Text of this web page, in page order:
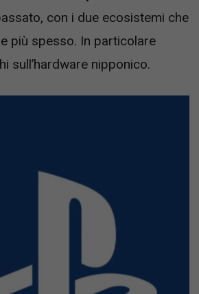
con i due ecosistemi che
più spesso. In particolare
sull’hardware nipponico.